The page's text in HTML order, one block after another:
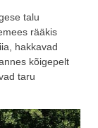
talu
rääkis
hakkavad
kõigepelt
taru